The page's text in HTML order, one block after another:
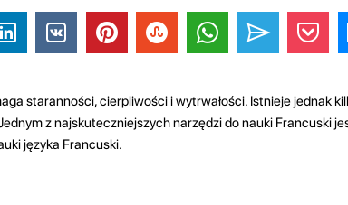
staranności, cierpliwości i wytrwałości. Istnieje jednak
z najskuteczniejszych narzędzi do nauki Francuski
języka Francuski.